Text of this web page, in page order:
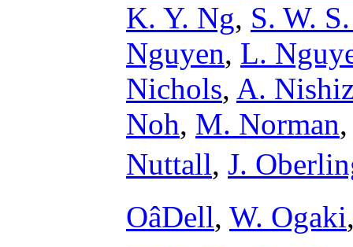
K. Y. Ng, S. W.
Nguyen, L.
Nichols, A.
Noh, M. Norman
Nuttall, J.
OâDell, W. Ogaki